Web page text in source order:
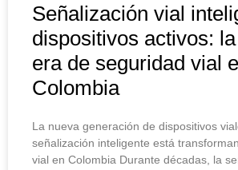
Señalización vial
dispositivos activos:
era de seguridad vial
Colombia
La nueva generación de dispositivos
señalización inteligente está
vial en Colombia Durante décadas, la